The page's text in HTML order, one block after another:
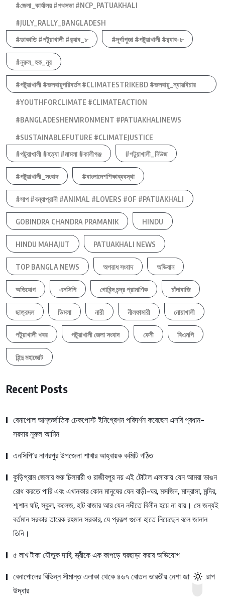
#জেলা_কার্যালয় #পথসভা #NCP_PATUAKHALI
#JULY_RALLY_BANGLADESH
#ডাকাতি #পটুয়াখালী #র‍্যাব_৮
#দূর্গাপুজা #পটুয়াখালী #র‍্যাব-৮
#নুরুল_হক_নুর
#পটুয়াখালী #জলবায়ুপরিবর্তন #CLIMATESTRIKEBD #জলবায়ু_ন্যায়বিচার
#YOUTHFORCLIMATE #CLIMATEACTION
#BANGLADESHENVIRONMENT #PATUAKHALINEWS
#SUSTAINABLEFUTURE #CLIMATEJUSTICE
#পটুয়াখালী #হত্যা #মামলা #কালীগঞ্জ
#পটুয়াখালী_নিউজ
#পটুয়াখালী_সংবাদ #বাংলাদেশশিক্ষাব্যবস্থা
#সাপ #বন্যাপ্রানী #ANIMAL #LOVERS #OF #PATUAKHALI
GOBINDRA CHANDRA PRAMANIK HINDU
HINDU MAHAJUT PATUAKHALI NEWS
TOP BANGLA NEWS অপরাধ সংবাদ অভিযান
অভিযোগ এনসিপি গোবিন্দ চন্দ্র প্রামাণিক চাঁদাবাজি
ছাত্রদল ডিমলা নারী নীলফামারী নোয়াখালী
পটুয়াখালী খবর পটুয়াখালী জেলা সংবাদ ফেনী বিএনপি
হিন্দু মহাজোট
Recent Posts
বেনাপোল আন্তর্জাতিক চেকপোস্ট ইমিগ্রেশন পরিদর্শন করেছেন এসবি প্রধান-
সরদার নুরুল আমিন
এনসিপি’র নাগরপুর উপজেলা শাখার আহ্বায়ক কমিটি গঠিত
কুড়িগ্রাম জেলার শুরু চিলমারী ও রাজীবপুর নয় এই টোটাল এলাকায় যেন আমরা ভাঙন
রোধ করতে পারি এবং এখানকার কোন মানুষের যেন বাড়ী-ঘর, মসজিদ, মাদ্রাসা, মন্দির,
শ্মশান ঘাট, স্কুল, কলেজ, হাট বাজার আর যেন নদীতে বিলীন হয়ে না যায়। সে জন্যই
বর্তমান সরকার তারেক রহমান সরকার, যে প্রকল্প গুলো হাতে নিয়েছেন বলে জানান
তিনি।
৫ লাখ টাকা যৌতুক দাবি, স্ত্রীকে এক কাপড়ে ঘরছাড়া করার অভিযোগ
বেনাপোলের বিভিন্ন সীমান্ত এলাকা থেকে ৪৬৭ বোতল ভারতীয় নেশা জাতীয় সিরাপ
উদ্ধার